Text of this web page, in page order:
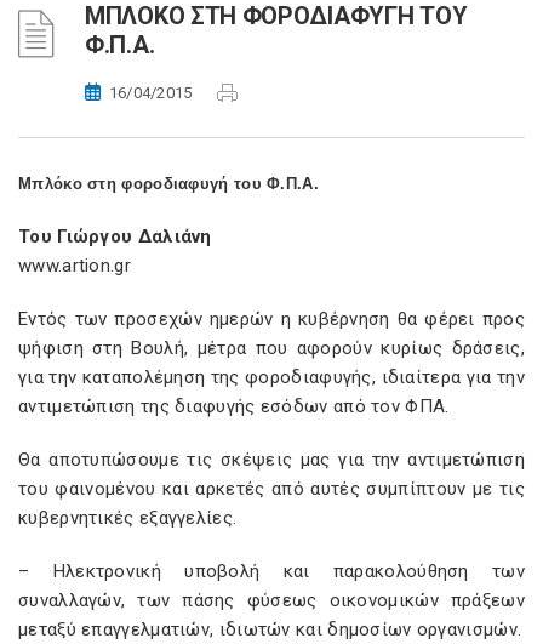
ΜΠΛΟΚΟ ΣΤΗ ΦΟΡΟΔΙΑΦΥΓΗ ΤΟΥ
Φ.Π.Α.
16/04/2015
Μπλόκο στη φοροδιαφυγή του Φ.Π.Α.
Του Γιώργου Δαλιάνη
www.artion.gr
Εντός των προσεχών ημερών η κυβέρνηση θα φέρει προς
ψήφιση στη Βουλή, μέτρα που αφορούν κυρίως δράσεις,
για την καταπολέμηση της φοροδιαφυγής, ιδιαίτερα για την
αντιμετώπιση της διαφυγής εσόδων από τον ΦΠΑ.
Θα αποτυπώσουμε τις σκέψεις μας για την αντιμετώπιση
του φαινομένου και αρκετές από αυτές συμπίπτουν με τις
κυβερνητικές εξαγγελίες.
– Ηλεκτρονική υποβολή και παρακολούθηση των
συναλλαγών, των πάσης φύσεως οικονομικών πράξεων
μεταξύ επαγγελματιών, ιδιωτών και δημοσίων οργανισμών.